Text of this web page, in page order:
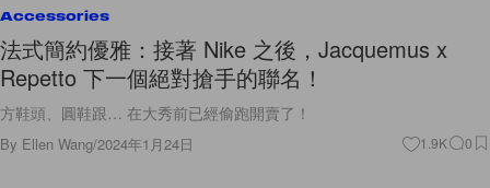
Accessories
法式簡約優雅：接著 Nike 之後，Jacquemus x
Repetto 下一個絕對搶手的聯名！
方鞋頭、圓鞋跟… 在大秀前已經偷跑開賣了！
By Ellen Wang/2024年1月24日 1.9K 0